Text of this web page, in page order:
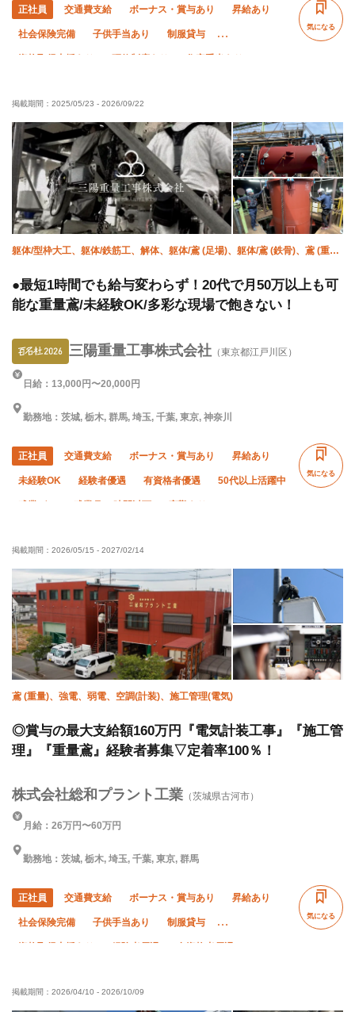
正社員 交通費支給 ボーナス・賞与あり 昇給あり
社会保険完備 子供手当あり 制服貸与
残業月20時間以下 夏季休暇
車・バイク通勤OK 転勤なし 直帰・直行OK
気になる
掲載期間： 2025/05/23 - 2026/09/22
躯体/型枠大工、躯体/鉄筋工、解体、躯体/鳶 (足場)、躯体/鳶 (鉄骨)、鳶 (重
●最短1時間でも給与変わらず！20代で月50万以上も可
能な重量鳶/未経験OK/多彩な現場で飽きない！
三陽重量工事株式会社 （東京都江戸川区）
日給：13,000円〜20,000円
勤務地：茨城, 栃木, 群馬, 埼玉, 千葉, 東京, 神奈川
正社員 交通費支給 ボーナス・賞与あり 昇給あり
未経験OK 経験者優遇 有資格者優遇 50代以上活躍中
残業ゼロ 残業月10時間以下 夜勤あり
食堂・食事補助あり 制服貸与
髪型・髪色自由
気になる
掲載期間： 2026/05/15 - 2027/02/14
鳶 (重量)、強電、弱電、空調(計装)、施工管理(電気)
◎賞与の最大支給額160万円『電気計装工事』『施工管
理』『重量鳶』経験者募集▽定着率100％！
株式会社総和プラント工業 （茨城県古河市）
月給：26万円〜60万円
勤務地：茨城, 栃木, 埼玉, 千葉, 東京, 群馬
正社員 交通費支給 ボーナス・賞与あり 昇給あり
社会保険完備 子供手当あり 制服貸与
車・バイク通勤OK 転勤なし
気になる
掲載期間： 2026/04/10 - 2026/10/09